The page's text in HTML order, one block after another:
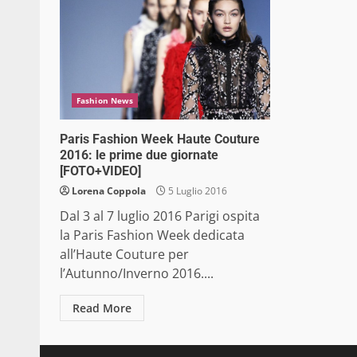
Fashion News
Paris Fashion Week Haute Couture
2016: le prime due giornate
[FOTO+VIDEO]
Lorena Coppola 5 Luglio 2016
Dal 3 al 7 luglio 2016 Parigi ospita
la Paris Fashion Week dedicata
all’Haute Couture per
l’Autunno/Inverno 2016....
Read More